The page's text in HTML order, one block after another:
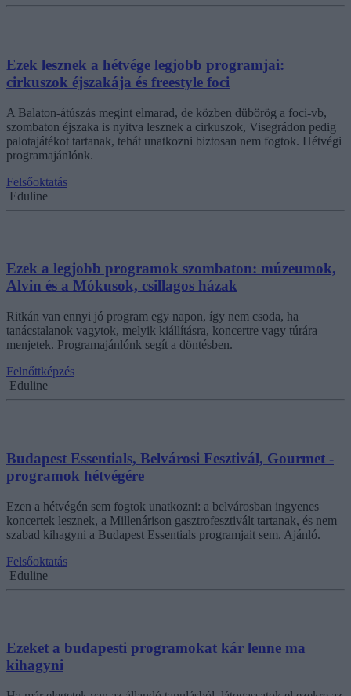
Ezek lesznek a hétvége legjobb programjai:
cirkuszok éjszakája és freestyle foci
A Balaton-átúszás megint elmarad, de közben dübörög a foci-vb,
szombaton éjszaka is nyitva lesznek a cirkuszok, Visegrádon pedig
palotajátékot tartanak, tehát unatkozni biztosan nem fogtok. Hétvégi
programajánlónk.
Felsőoktatás
Eduline
Ezek a legjobb programok szombaton: múzeumok,
Alvin és a Mókusok, csillagos házak
Ritkán van ennyi jó program egy napon, így nem csoda, ha
tanácstalanok vagytok, melyik kiállításra, koncertre vagy túrára
menjetek. Programajánlónk segít a döntésben.
Felnőttképzés
Eduline
Budapest Essentials, Belvárosi Fesztivál, Gourmet -
programok hétvégére
Ezen a hétvégén sem fogtok unatkozni: a belvárosban ingyenes
koncertek lesznek, a Millenárison gasztrofesztivált tartanak, és nem
szabad kihagyni a Budapest Essentials programjait sem. Ajánló.
Felsőoktatás
Eduline
Ezeket a budapesti programokat kár lenne ma
kihagyni